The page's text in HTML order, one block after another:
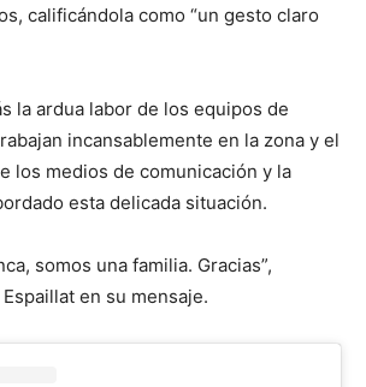
calificándola como “un gesto claro
la ardua labor de los equipos de
incansablemente en la zona y el
los medios de comunicación y la
esta delicada situación.
somos una familia. Gracias”,
en su mensaje.